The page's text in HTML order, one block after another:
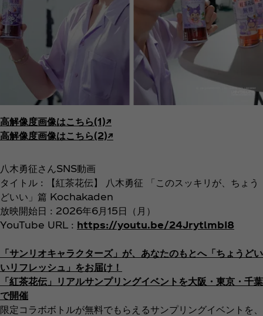
高解像度画像はこちら(1)↗︎
高解像度画像はこちら(2)↗︎
八木勇征さんSNS動画
タイトル : 【紅茶花伝】 八木勇征 「このスッキリが、ちょう
どいい」篇 Kochakaden
放映開始日 : 2026年6月15日（月）
YouTube URL : https://youtu.be/24JrytlmbI8
「サンリオキャラクターズ」が、あなたのもとへ「ちょうどい
いリフレッシュ」をお届け！
「紅茶花伝」リアルサンプリングイベントを大阪・東京・千葉
で開催
限定コラボボトルが無料でもらえるサンプリングイベントを、